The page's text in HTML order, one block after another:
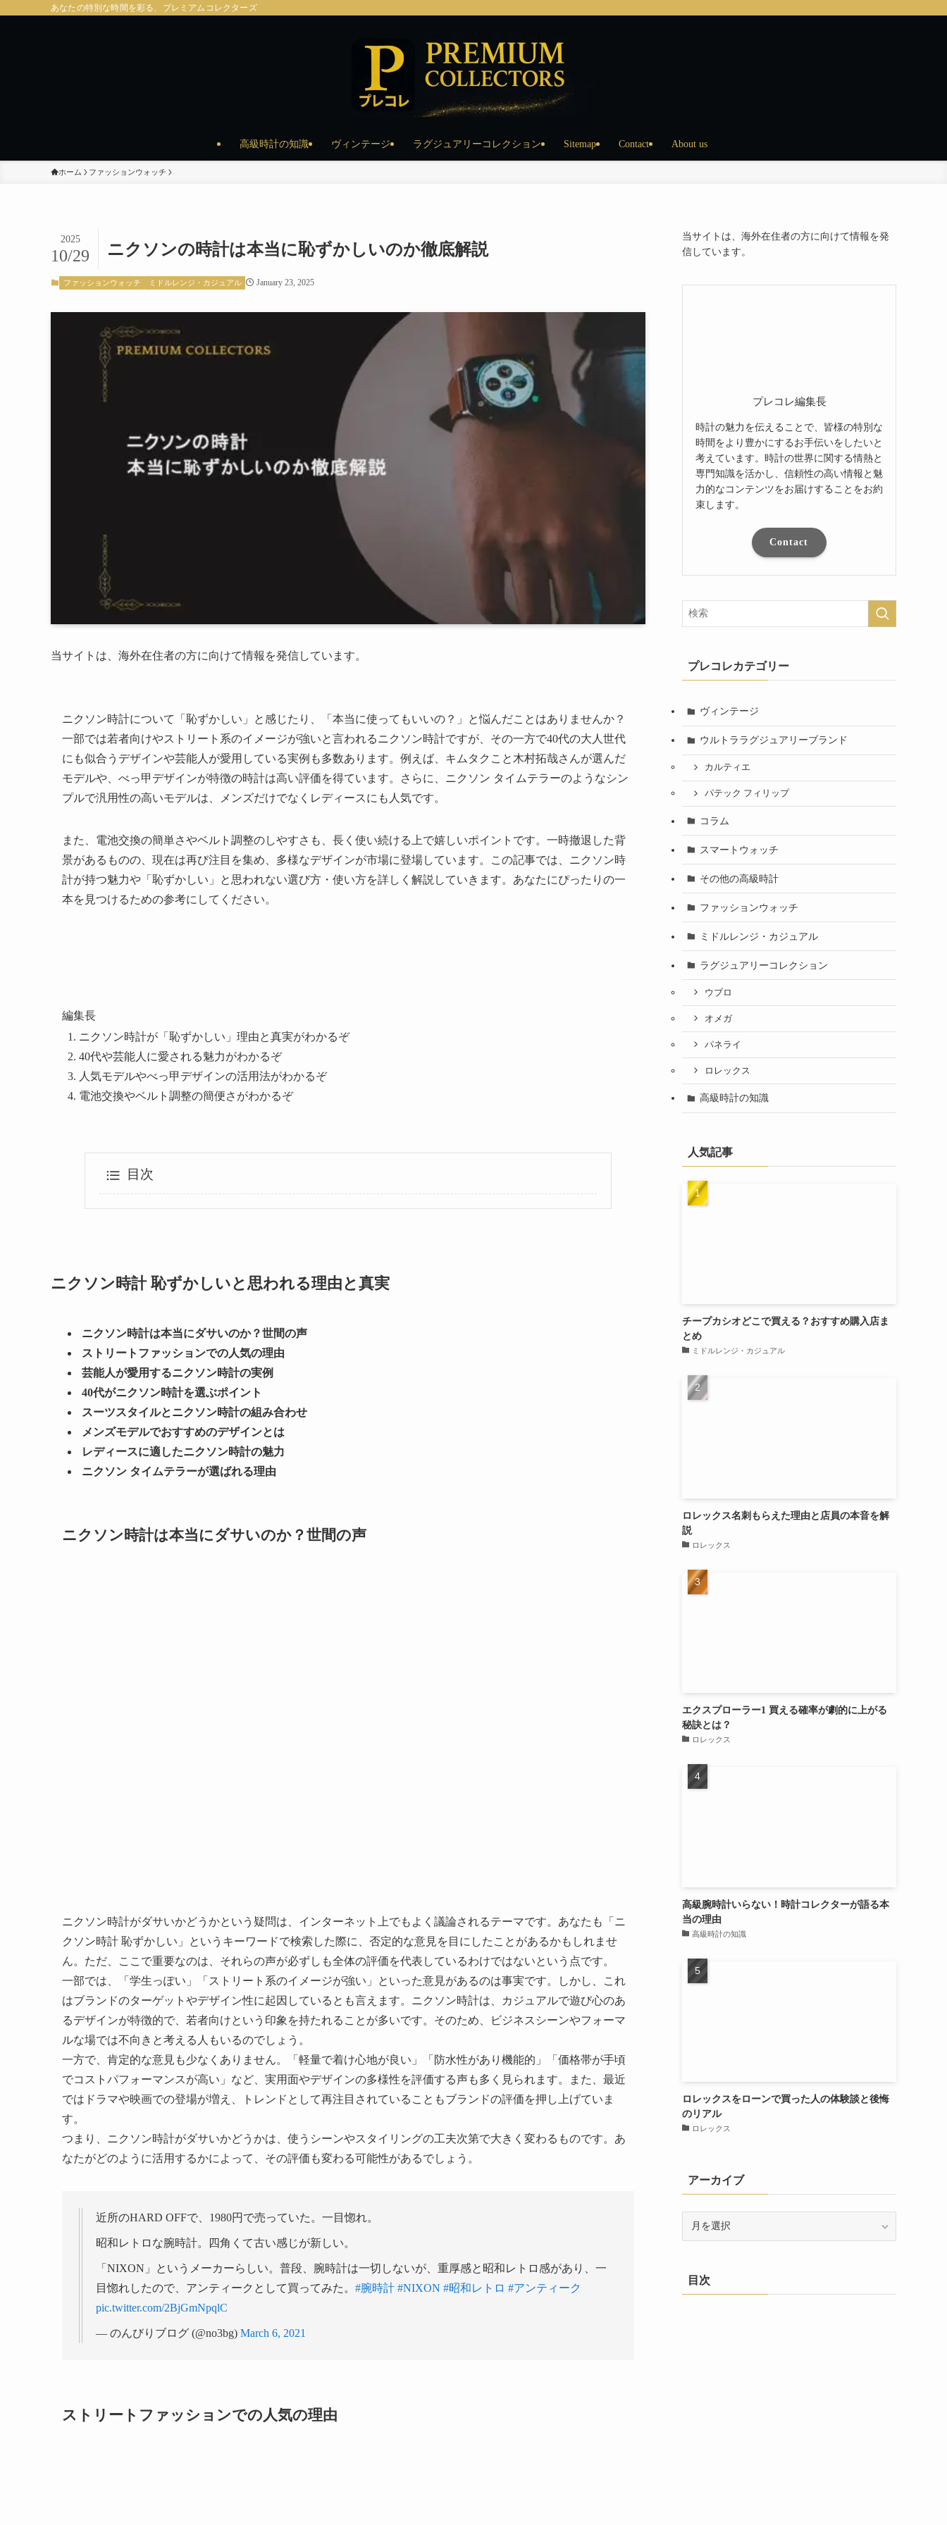
あなたの特別な時間を彩る、プレミアムコレクターズ
高級時計の知識 ヴィンテージ ラグジュアリーコレクション Sitemap Contact About us
ホーム ファッションウォッチ
ニクソンの時計は本当に恥ずかしいのか徹底解説
2025
10/29
ファッションウォッチ ミドルレンジ・カジュアル January 23, 2025
当サイトは、海外在住者の方に向けて情報を発信しています。
ニクソン時計について「恥ずかしい」と感じたり、「本当に使ってもいいの？」と悩んだことはありませんか？
一部では若者向けやストリート系のイメージが強いと言われるニクソン時計ですが、その一方で40代の大人世代
にも似合うデザインや芸能人が愛用している実例も多数あります。例えば、キムタクこと木村拓哉さんが選んだ
モデルや、べっ甲デザインが特徴の時計は高い評価を得ています。さらに、ニクソン タイムテラーのようなシン
プルで汎用性の高いモデルは、メンズだけでなくレディースにも人気です。
また、電池交換の簡単さやベルト調整のしやすさも、長く使い続ける上で嬉しいポイントです。一時撤退した背
景があるものの、現在は再び注目を集め、多様なデザインが市場に登場しています。この記事では、ニクソン時
計が持つ魅力や「恥ずかしい」と思われない選び方・使い方を詳しく解説していきます。あなたにぴったりの一
本を見つけるための参考にしてください。
編集長
ニクソン時計が「恥ずかしい」理由と真実がわかるぞ
40代や芸能人に愛される魅力がわかるぞ
人気モデルやべっ甲デザインの活用法がわかるぞ
電池交換やベルト調整の簡便さがわかるぞ
目次
ニクソン時計 恥ずかしいと思われる理由と真実
ニクソン時計は本当にダサいのか？世間の声
ストリートファッションでの人気の理由
芸能人が愛用するニクソン時計の実例
40代がニクソン時計を選ぶポイント
スーツスタイルとニクソン時計の組み合わせ
メンズモデルでおすすめのデザインとは
レディースに適したニクソン時計の魅力
ニクソン タイムテラーが選ばれる理由
ニクソン時計は本当にダサいのか？世間の声
ニクソン時計がダサいかどうかという疑問は、インターネット上でもよく議論されるテーマです。あなたも「ニ
クソン時計 恥ずかしい」というキーワードで検索した際に、否定的な意見を目にしたことがあるかもしれませ
ん。ただ、ここで重要なのは、それらの声が必ずしも全体の評価を代表しているわけではないという点です。
一部では、「学生っぽい」「ストリート系のイメージが強い」といった意見があるのは事実です。しかし、これ
はブランドのターゲットやデザイン性に起因しているとも言えます。ニクソン時計は、カジュアルで遊び心のあ
るデザインが特徴的で、若者向けという印象を持たれることが多いです。そのため、ビジネスシーンやフォーマ
ルな場では不向きと考える人もいるのでしょう。
一方で、肯定的な意見も少なくありません。「軽量で着け心地が良い」「防水性があり機能的」「価格帯が手頃
でコストパフォーマンスが高い」など、実用面やデザインの多様性を評価する声も多く見られます。また、最近
ではドラマや映画での登場が増え、トレンドとして再注目されていることもブランドの評価を押し上げていま
す。
つまり、ニクソン時計がダサいかどうかは、使うシーンやスタイリングの工夫次第で大きく変わるものです。あ
なたがどのように活用するかによって、その評価も変わる可能性があるでしょう。
近所のHARD OFFで、1980円で売っていた。一目惚れ。
昭和レトロな腕時計。四角くて古い感じが新しい。
「NIXON」というメーカーらしい。普段、腕時計は一切しないが、重厚感と昭和レトロ感があり、一
目惚れしたので、アンティークとして買ってみた。 #腕時計 #NIXON #昭和レトロ #アンティーク
pic.twitter.com/2BjGmNpqlC
— のんびりブログ (@no3bg) March 6, 2021
ストリートファッションでの人気の理由
当サイトは、海外在住者の方に向けて情報を発
信しています。
プレコレ編集長
時計の魅力を伝えることで、皆様の特別な
時間をより豊かにするお手伝いをしたいと
考えています。時計の世界に関する情熱と
専門知識を活かし、信頼性の高い情報と魅
力的なコンテンツをお届けすることをお約
束します。
Contact
プレコレカテゴリー
ヴィンテージ
ウルトララグジュアリーブランド
カルティエ
パテック フィリップ
コラム
スマートウォッチ
その他の高級時計
ファッションウォッチ
ミドルレンジ・カジュアル
ラグジュアリーコレクション
ウブロ
オメガ
パネライ
ロレックス
高級時計の知識
人気記事
チープカシオどこで買える？おすすめ購入店ま
とめ
ミドルレンジ・カジュアル
ロレックス名刺もらえた理由と店員の本音を解
説
ロレックス
エクスプローラー1 買える確率が劇的に上がる
秘訣とは？
ロレックス
高級腕時計いらない！時計コレクターが語る本
当の理由
高級時計の知識
ロレックスをローンで買った人の体験談と後悔
のリアル
ロレックス
アーカイブ
ブ目次